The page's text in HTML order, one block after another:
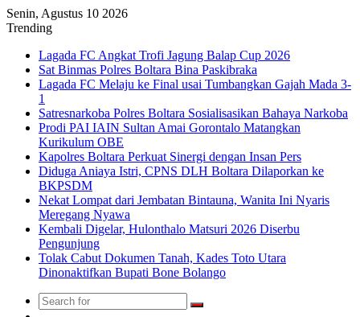
Senin, Agustus 10 2026
Trending
Lagada FC Angkat Trofi Jagung Balap Cup 2026
Sat Binmas Polres Boltara Bina Paskibraka
Lagada FC Melaju ke Final usai Tumbangkan Gajah Mada 3-
1
Satresnarkoba Polres Boltara Sosialisasikan Bahaya Narkoba
Prodi PAI IAIN Sultan Amai Gorontalo Matangkan
Kurikulum OBE
Kapolres Boltara Perkuat Sinergi dengan Insan Pers
Diduga Aniaya Istri, CPNS DLH Boltara Dilaporkan ke
BKPSDM
Nekat Lompat dari Jembatan Bintauna, Wanita Ini Nyaris
Meregang Nyawa
Kembali Digelar, Hulonthalo Matsuri 2026 Diserbu
Pengunjung
Tolak Cabut Dokumen Tanah, Kades Toto Utara
Dinonaktifkan Bupati Bone Bolango
Search